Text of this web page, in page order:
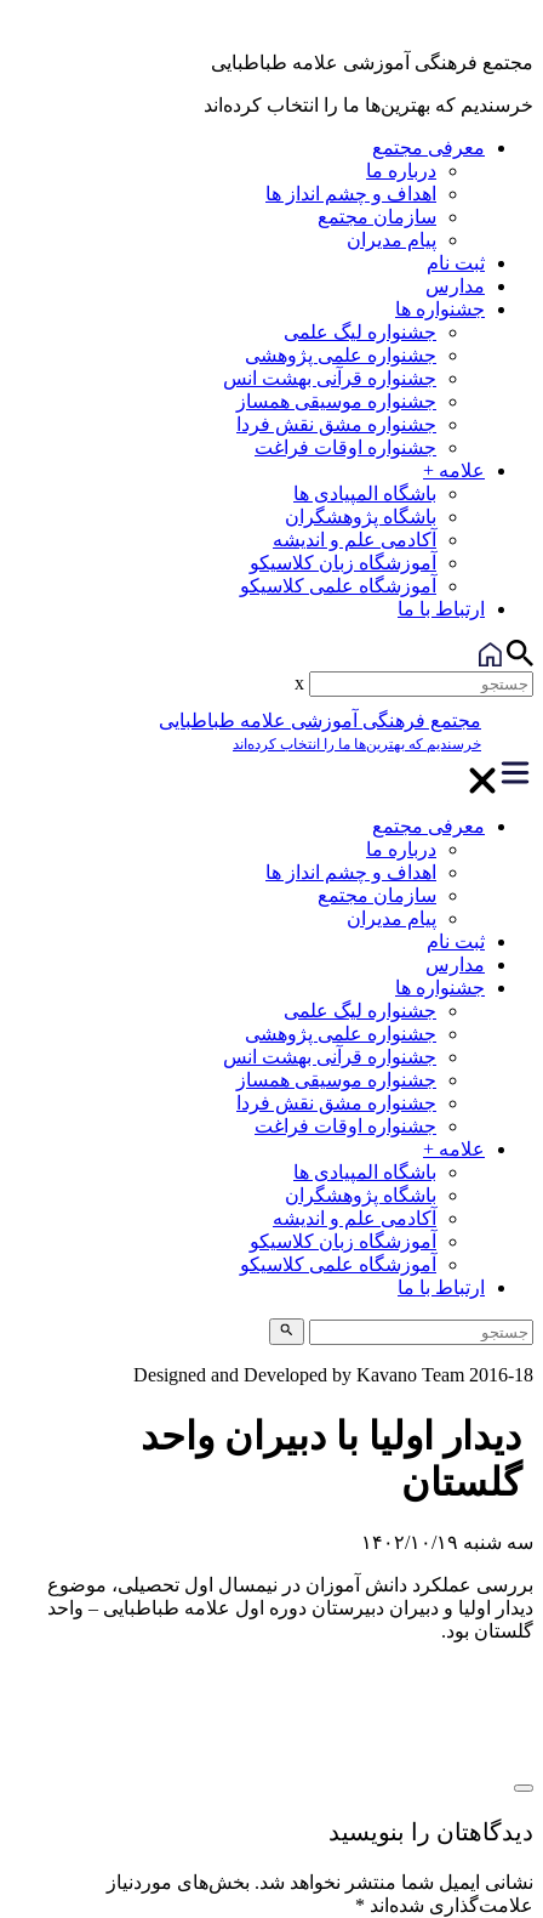
فرهنگی آموزشی علامه طباطبایی
که بهترین‌ها ما را انتخاب کرده‌اند
معرفی مجتمع
درباره ما
اهداف و چشم انداز ها
سازمان مجتمع
پیام مدیران
ثبت نام
مدارس
جشنواره ها
جشنواره لیگ علمی
جشنواره علمی پژوهشی
جشنواره قرآنی بهشت انس
جشنواره موسیقی همساز
جشنواره مشق نقش فردا
جشنواره اوقات فراغت
علامه +
باشگاه المپیادی ها
باشگاه پژوهشگران
آکادمی علم و اندیشه
آموزشگاه زبان کلاسیکو
آموزشگاه علمی کلاسیکو
ارتباط با ما
مجتمع فرهنگی آموزشی علامه طباطبایی
خرسندیم که بهترین‌ها ما را انتخاب کرده‌اند
معرفی مجتمع
درباره ما
اهداف و چشم انداز ها
سازمان مجتمع
پیام مدیران
ثبت نام
مدارس
جشنواره ها
جشنواره لیگ علمی
جشنواره علمی پژوهشی
جشنواره قرآنی بهشت انس
جشنواره موسیقی همساز
جشنواره مشق نقش فردا
جشنواره اوقات فراغت
علامه +
باشگاه المپیادی ها
باشگاه پژوهشگران
آکادمی علم و اندیشه
آموزشگاه زبان کلاسیکو
آموزشگاه علمی کلاسیکو
ارتباط با ما
Designed and Developed by Kavano Team 2016-
دیدار اولیا با دبیران واحد
گلستان
شنبه ۱۴۰۲/۱۰/۱۹
عملکرد دانش آموزان در نیمسال اول تحصیلی، موضوع
اولیا و دبیران دبیرستان دوره اول علامه طباطبایی – واحد
بود.
را بنویسید
ایمیل شما منتشر نخواهد شد. بخش‌های موردنیاز
شده‌اند*